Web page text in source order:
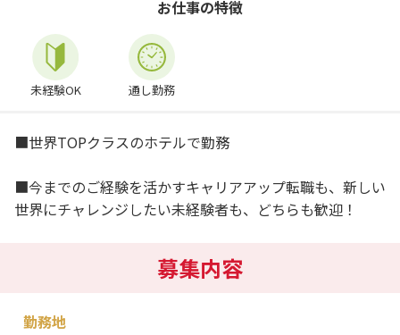
お仕事の特徴
未経験OK 通し勤務
■世界TOPクラスのホテルで勤務
■今までのご経験を活かすキャリアアップ転職も、新しい
世界にチャレンジしたい未経験者も、どちらも歓迎！
募集内容
勤務地